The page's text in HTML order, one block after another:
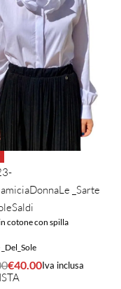
DonnaLe _Sarte
Saldi
cotone con spilla
_Del_Sole
€40.00Iva inclusa